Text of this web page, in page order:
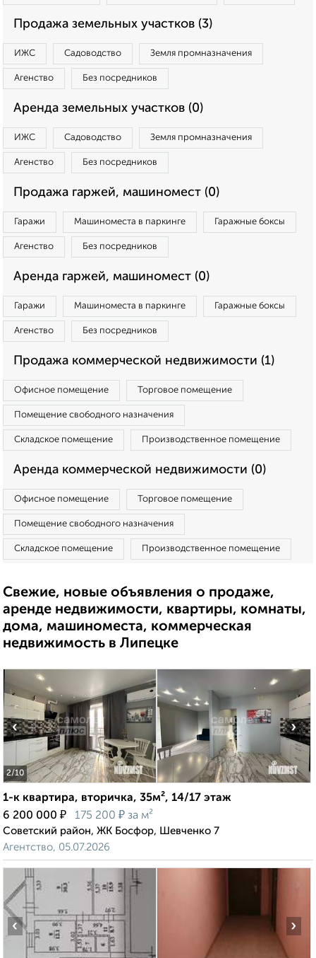
Продажа земельных участков (3)
ИЖС Садоводство Земля промназначения
Агенство Без посредников
Аренда земельных участков (0)
ИЖС Садоводство Земля промназначения
Агенство Без посредников
Продажа гаржей, машиномест (0)
Гаражи Машиноместа в паркинге Гаражные боксы
Агенство Без посредников
Аренда гаржей, машиномест (0)
Гаражи Машиноместа в паркинге Гаражные боксы
Агенство Без посредников
Продажа коммерческой недвижимости (1)
Офисное помещение Торговое помещение
Помещение свободного назначения
Складское помещение Производственное помещение
Аренда коммерческой недвижимости (0)
Офисное помещение Торговое помещение
Помещение свободного назначения
Складское помещение Производственное помещение
Свежие, новые объявления о продаже,
аренде недвижимости, квартиры, комнаты,
дома, машиноместа, коммерческая
недвижимость в Липецке
2/10
‹ ›
1-к квартира, вторичка, 35м², 14/17 этаж
6 200 000 ₽ 175 200 ₽ за м²
Советский район, ЖК Босфор, Шевченко 7
Агентство, 05.07.2026
‹ ›